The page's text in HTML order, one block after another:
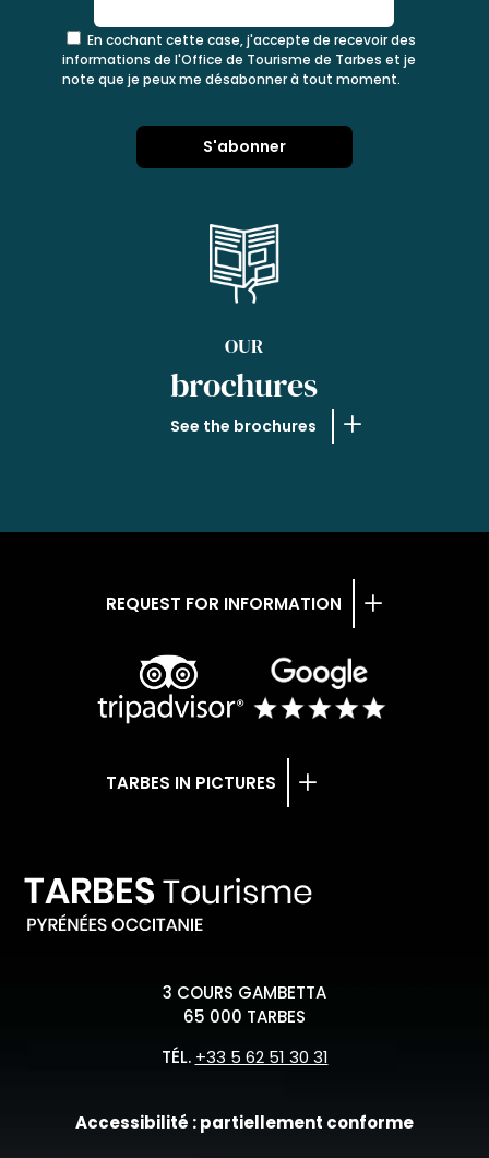
En cochant cette case, j'accepte de recevoir des
informations de l'Office de Tourisme de Tarbes et je
note que je peux me désabonner à tout moment.
OUR
brochures
See the brochures
REQUEST FOR INFORMATION
TARBES IN PICTURES
3 COURS GAMBETTA
65 000 TARBES
TÉL. +33 5 62 51 30 31
Accessibilité : partiellement conforme